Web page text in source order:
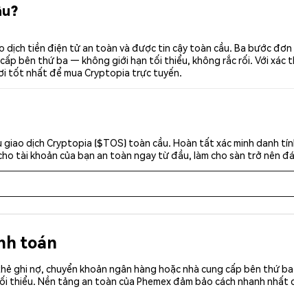
dịch tiền điện tử an toàn và được tin cậy toàn cầu. Ba bước
bên thứ ba — không giới hạn tối thiểu, không rắc rối. Với xác
tốt nhất để mua Cryptopia trực tuyến.
dịch Cryptopia ($TOS) toàn cầu. Hoàn tất xác minh danh
tài khoản của bạn an toàn ngay từ đầu, làm cho sàn trở nên
toán
ghi nợ, chuyển khoản ngân hàng hoặc nhà cung cấp bên thứ
Nền tảng an toàn của Phemex đảm bảo cách nhanh nhất